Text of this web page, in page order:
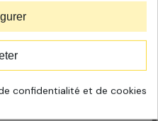
:
15 mm
confidentialité et de cookies